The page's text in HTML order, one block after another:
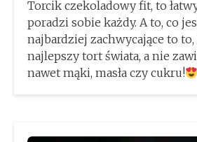
Torcik czekoladowy fit, to
poradzi sobie każdy. A to, co
najbardziej zachwycające to
najlepszy tort świata, a nie
nawet mąki, masła czy cukru!